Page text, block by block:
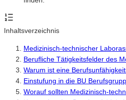
Inhaltsverzeichnis
Medizinisch-technischer
Berufliche Tätigkeitsfelder des
Warum ist eine
Einstufung in die BU
Worauf sollten Medizinisch-